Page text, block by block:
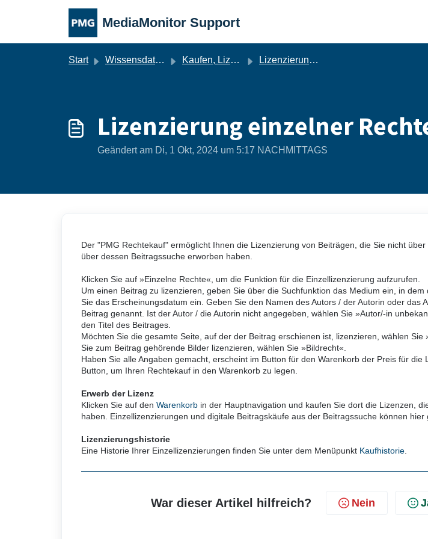
MediaMonitor Support
Start Wissensdatenbank Kaufen, Lizenzieren, Melden Lizenzierung und Meldung
Lizenzierung einzelner
Geändert am Di, 1 Okt, 2024 um 5:17 NACHMITTAGS
Der "PMG Rechtekauf" ermöglicht Ihnen die Lizenzierung von Beiträgen, die Sie nicht
über dessen Beitragssuche erworben haben.
Klicken Sie auf »Einzelne Rechte«, um die Funktion für die Einzellizenzierung aufzurufen.
Um einen Beitrag zu lizenzieren, geben Sie über die Suchfunktion das Medium ein, in
Sie das Erscheinungsdatum ein. Geben Sie den Namen des Autors / der Autorin oder das
Beitrag genannt. Ist der Autor / die Autorin nicht angegeben, wählen Sie »Autor/-in
den Titel des Beitrages.
Möchten Sie die gesamte Seite, auf der der Beitrag erschienen ist, lizenzieren, wählen Sie
Sie zum Beitrag gehörende Bilder lizenzieren, wählen Sie »Bildrecht«.
Haben Sie alle Angaben gemacht, erscheint im Button für den Warenkorb der Preis für die
Button, um Ihren Rechtekauf in den Warenkorb zu legen.
Erwerb der Lizenz
Klicken Sie auf den Warenkorb in der Hauptnavigation und kaufen Sie dort die Lizenzen,
haben. Einzellizenzierungen und digitale Beitragskäufe aus der Beitragssuche können hier
Lizenzierungshistorie
Eine Historie Ihrer Einzellizenzierungen finden Sie unter dem Menüpunkt Kaufhistorie
War dieser Artikel hilfreich? Nein